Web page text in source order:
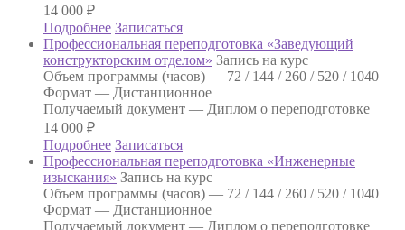
14 000 ₽
Подробнее Записаться
Профессиональная переподготовка «Заведующий
конструкторским отделом» Запись на курс
Объем программы (часов) — 72 / 144 / 260 / 520 / 1040
Формат — Дистанционное
Получаемый документ — Диплом о переподготовке
14 000 ₽
Подробнее Записаться
Профессиональная переподготовка «Инженерные
изыскания» Запись на курс
Объем программы (часов) — 72 / 144 / 260 / 520 / 1040
Формат — Дистанционное
Получаемый документ — Диплом о переподготовке